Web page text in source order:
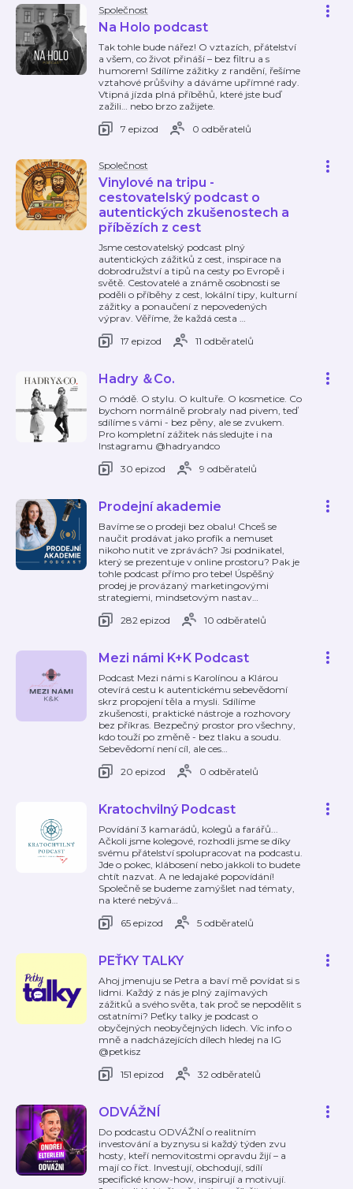
Společnost
Na Holo podcast
Tak tohle bude nářez! O vztazích, přátelství
a všem, co život přináší – bez filtru a s
humorem! Sdílíme zážitky z randění, řešíme
vztahové průšvihy a dáváme upřímné rady.
Vtipná jízda plná příběhů, které jste buď
zažili… nebo brzo zažijete.
7 epizod
0 odběratelů
Společnost
Vinylové na tripu -
cestovatelský podcast o
autentických zkušenostech a
příbězích z cest
Jsme cestovatelský podcast plný
autentických zážitků z cest, inspirace na
dobrodružství a tipů na cesty po Evropě i
světě. Cestovatelé a známě osobnosti se
poděli o příběhy z cest, lokální tipy, kulturní
zážitky a ponaučení z nepovedených
výprav. Věříme, že každá cesta …
17 epizod
11 odběratelů
Hadry ＆Co.
O módě. O stylu. O kultuře. O kosmetice. Co
bychom normálně probraly nad pivem, teď
sdílíme s vámi - bez pěny, ale se zvukem.
Pro kompletní zážitek nás sledujte i na
Instagramu @hadryandco
30 epizod
9 odběratelů
Prodejní akademie
Bavíme se o prodeji bez obalu! Chceš se
naučit prodávat jako profík a nemuset
nikoho nutit ve zprávách? Jsi podnikatel,
který se prezentuje v online prostoru? Pak je
tohle podcast přímo pro tebe! Úspěšný
prodej je provázaný marketingovými
strategiemi, mindsetovým nastav…
282 epizod
10 odběratelů
Mezi námi K+K Podcast
Podcast Mezi námi s Karolínou a Klárou
otevírá cestu k autentickému sebevědomí
skrz propojení těla a mysli. Sdílíme
zkušenosti, praktické nástroje a rozhovory
bez příkras. Bezpečný prostor pro všechny,
kdo touží po změně - bez tlaku a soudu.
Sebevědomí není cíl, ale ces…
20 epizod
0 odběratelů
Kratochvilný Podcast
Povídání 3 kamarádů, kolegů a farářů...
Ačkoli jsme kolegové, rozhodli jsme se díky
svému přátelství spolupracovat na podcastu.
Jde o pokec, klábosení nebo jakkoli to budete
chtít nazvat. A ne ledajaké popovídání!
Společně se budeme zamýšlet nad tématy,
na které nebývá…
65 epizod
5 odběratelů
PEŤKY TALKY
Ahoj jmenuju se Petra a baví mě povídat si s
lidmi. Každý z nás je plný zajímavých
zážitků a svého světa, tak proč se nepodělit s
ostatními? Peťky talky je podcast o
obyčejných neobyčejných lidech. Víc info o
mně a nadcházejících dílech hledej na IG
@petkisz
151 epizod
32 odběratelů
ODVÁŽNÍ
Do podcastu ODVÁŽNÍ o realitním
investování a byznysu si každý týden zvu
hosty, kteří nemovitostmi opravdu žijí – a
mají co říct. Investují, obchodují, sdílí
specifické know-how, inspirují a motivují.